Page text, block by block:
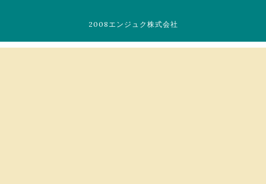
2008エンジュク株式会社